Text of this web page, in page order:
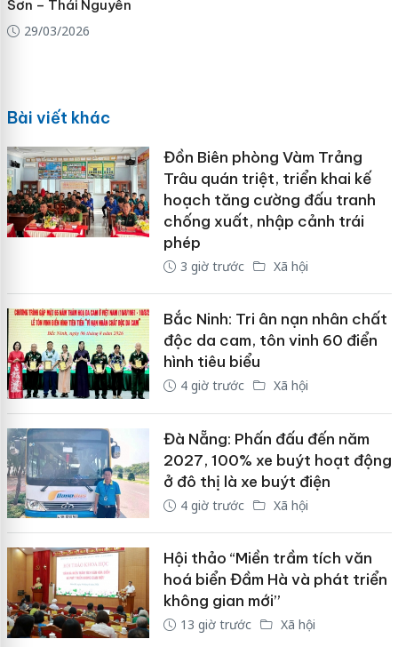
Sơn – Thái Nguyên
29/03/2026
Bài viết khác
Đồn Biên phòng Vàm Trảng
Trâu quán triệt, triển khai kế
hoạch tăng cường đấu tranh
chống xuất, nhập cảnh trái
phép
3 giờ trước Xã hội
Bắc Ninh: Tri ân nạn nhân chất
độc da cam, tôn vinh 60 điển
hình tiêu biểu
4 giờ trước Xã hội
Đà Nẵng: Phấn đấu đến năm
2027, 100% xe buýt hoạt động
ở đô thị là xe buýt điện
4 giờ trước Xã hội
Hội thảo “Miền trầm tích văn
hoá biển Đầm Hà và phát triển
không gian mới”
13 giờ trước Xã hội